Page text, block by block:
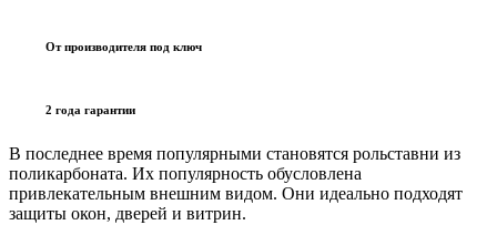
От производителя под ключ
2 года гарантии
В последнее время популярными становятся рольставни из
поликарбоната. Их популярность обусловлена
привлекательным внешним видом. Они идеально подходят
защиты окон, дверей и витрин.